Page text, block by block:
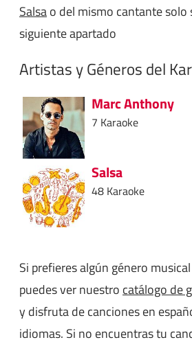
Salsao del mismo cantante solo
siguiente apartado
Artistas y Géneros del
Marc Anthony
7 Karaoke
Salsa
48 Karaoke
Si prefieres algún género
puedes ver nuestro catálogo de
y disfruta de canciones en
idiomas. Si no encuentras tu